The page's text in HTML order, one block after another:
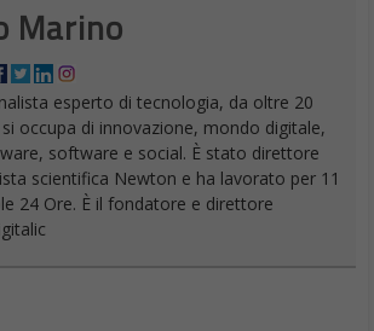
Marino
esperto di tecnologia, da oltre 20
occupa di innovazione, mondo digitale,
software e social. È stato direttore
scientifica Newton e ha lavorato per 11
24 Ore. È il fondatore e direttore